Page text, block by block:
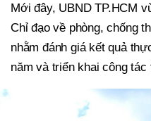
Mới đây, UBND TP.HCM
Chỉ đạo về phòng, chống
nhằm đánh giá kết quả
năm và triển khai công